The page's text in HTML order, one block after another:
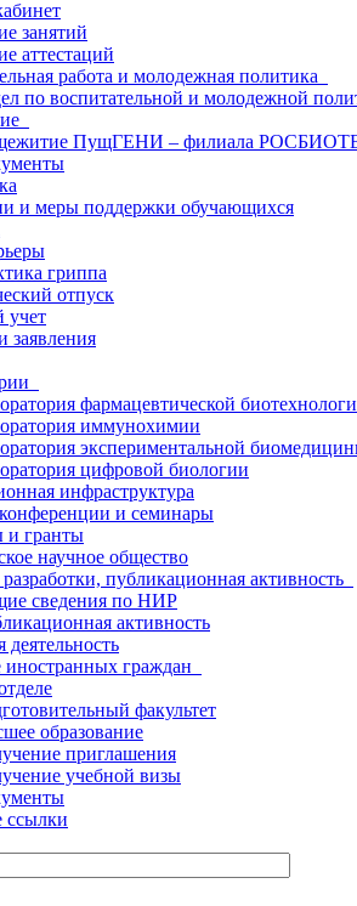
занятий
аттестаций
работа и молодежная политика
по воспитательной и молодежной
ПущГЕНИ – филиала
и меры поддержки обучающихся
гриппа
отпуск
учет
заявления
фармацевтической
иммунохимии
экспериментальной
цифровой биологии
инфраструктура
и семинары
и гранты
научное общество
публикационная активность
сведения по НИР
активность
иностранных граждан
факультет
образование
приглашения
учебной визы
ссылки